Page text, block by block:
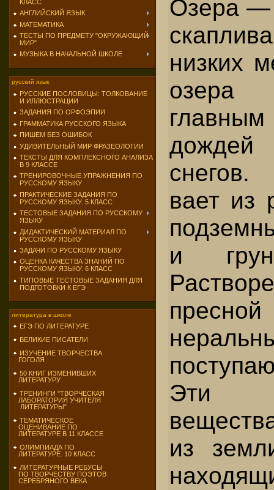
КЛАСС
АНГЛИЙСКИЙ ЯЗЫК
МАТЕМАТИКА
ТЕСТЫ ПО ПРЕДМЕТУ "ОКРУЖАЮЩИЙ
МИР"
МУЗЫКА В НАЧАЛЬНОЙ ШКОЛЕ
русский язык
РУССКИЕ ПОСЛОВИЦЫ: ТОЛКОВАНИЕ
И ИЛЛЮСТРАЦИИ
ЗАДАНИЯ ПО ОРФОЭПИИ
ГРАММАТИКА РУССКОГО ЯЗЫКА
ПИШЕМ БЕЗ ОШИБОК
УДИВИТЕЛЬНЫЙ МИР ФРАЗЕОЛОГИИ
ТЕКСТЫ ДЛЯ КОМПЛЕКСНОГО АНАЛИЗА
В 9 КЛАССЕ
ТРЕНИРОВОЧНЫЕ УПРАЖНЕНИЯ ПО
РУССКОМУ ЯЗЫКУ
ПРАКТИЧЕСКИЕ ЗАДАНИЯ ПО
РУССКОМУ ЯЗЫКУ. 5 КЛАСС
ТЕСТОВЫЕ ЗАДАНИЯ ПО РУССКОМУ
ЯЗЫКУ
ДИДАКТИЧЕСКИЙ МАТЕРИАЛ ПО
РУССКОМУ ЯЗЫКУ
ЗАДАЧИ ПО РУССКОМУ ЯЗЫКУ
ОЦЕНКА КАЧЕСТВА ЗНАНИЙ ПО
РУССКОМУ ЯЗЫКУ. 6 КЛАСС
ТИПОВЫЕ ТЕСТОВЫЕ ЗАДАНИЯ ДЛЯ
ПОДГОТОВКИ К ЕГЭ
литература в школе
ЕГЭ ПО ЛИТЕРАТУРЕ
ВЕЛИКИЕ ПИСАТЕЛИ
ИЗУЧЕНИЕ ТВОРЧЕСТВА
ГОГОЛЯ
50 КНИГ ИЗМЕНИВШИХ
ЛИТЕРАТУРУ
ТРЕНИНГИ "ТВОРЧЕСКАЯ
ЛАБОРАТОРИЯ УЧИТЕЛЯ
ЛИТЕРАТУРЫ"
ТЕМАТИЧЕСКОЕ
ОЦЕНИВАНИЕ ПО
ЛИТЕРАТУРЕ В 11 КЛАССЕ
ОЛИМПИАДА ПО
ЛИТЕРАТУРЕ. 10 КЛАСС
ЛИТЕРАТУРНЫЕ РЕБУСЫ
ПО ТВОРЧЕСТВУ ПОЭТОВ
СЕРЕБРЯНОГО ВЕКА
Озера —
низких
озера
вает из
и
Эти
из